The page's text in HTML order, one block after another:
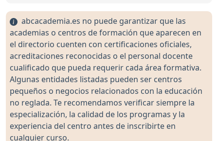
abcacademia.es no puede garantizar que las
academias o centros de formación que aparecen en
el directorio cuenten con certificaciones oficiales,
acreditaciones reconocidas o el personal docente
cualificado que pueda requerir cada área formativa.
Algunas entidades listadas pueden ser centros
pequeños o negocios relacionados con la educación
no reglada. Te recomendamos verificar siempre la
especialización, la calidad de los programas y la
experiencia del centro antes de inscribirte en
cualquier curso.